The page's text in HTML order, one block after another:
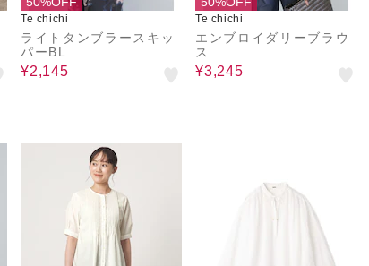
Te chichi
ライトタンブラースキッ
パーBL
¥2,145
Te chichi
エンブロイダリーブラウ
ス
¥3,245